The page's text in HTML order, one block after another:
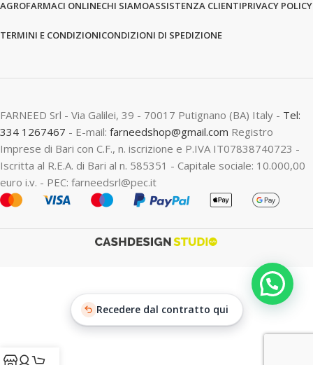
AGROFARMACI ONLINECHI SIAMOASSISTENZA CLIENTIPRIVACY POLICY
TERMINI E CONDIZIONICONDIZIONI DI SPEDIZIONE
FARNEED Srl - Via Galilei, 39 - 70017 Putignano (BA) Italy - Tel:
334 1267467 - E-mail: farneedshop@gmail.com Registro
Imprese di Bari con C.F., n. iscrizione e P.IVA IT07838740723 -
Iscritta al R.E.A. di Bari al n. 585351 - Capitale sociale: 10.000,00
euro i.v. - PEC: farneedsrl@pec.it
Recedere dal contratto qui